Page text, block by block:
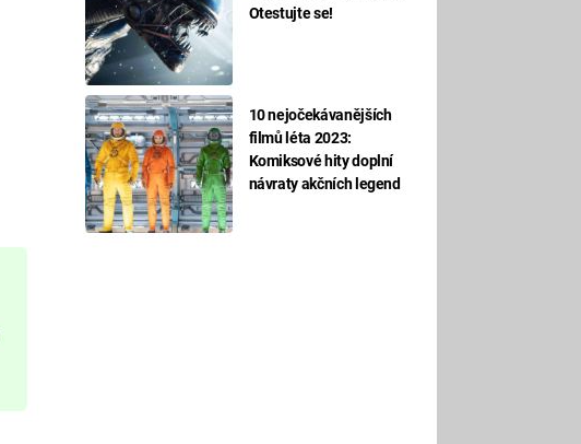
Otestujte se!
10 nejočekávanějších
filmů léta 2023:
Komiksové hity doplní
návraty akčních legend